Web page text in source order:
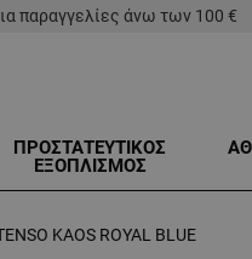
παραγγελίες άνω των 100 €
ΠΡΟΣΤΑΤΕΥΤΙΚΟΣ
ΕΞΟΠΛΙΣΜΟΣ
KAOS ROYAL BLUE